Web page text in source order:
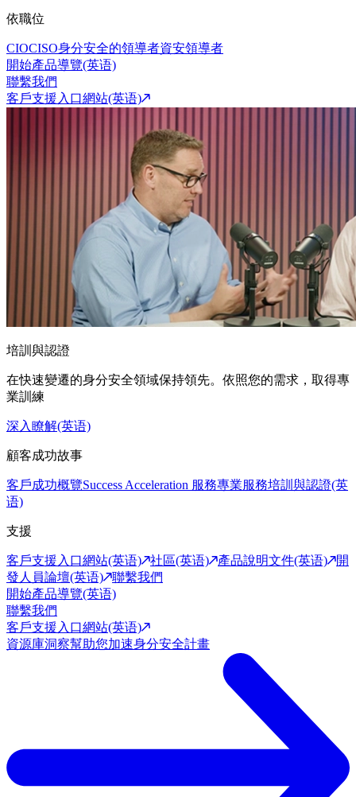
依職位
CIOCISO身分安全的領導者資安領導者
開始產品導覽(英语)
聯繫我們
客戶支援入口網站(英语)
培訓與認證
在快速變遷的身分安全領域保持領先。依照您的需求，取得專
業訓練
深入瞭解(英语)
顧客成功故事
客戶成功概覽Success Acceleration 服務專業服務培訓與認證(英
语)
支援
客戶支援入口網站(英语) 社區(英语) 產品說明文件(英语)
開
發人員論壇(英语)
聯繫我們
開始產品導覽(英语)
聯繫我們
客戶支援入口網站(英语)
資源庫洞察幫助您加速身分安全計畫